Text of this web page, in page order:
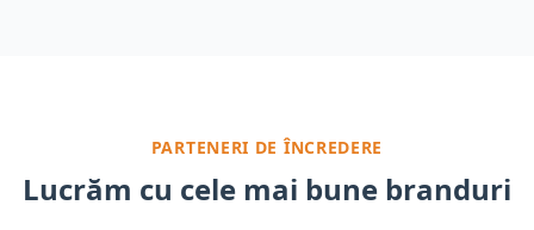
PARTENERI DE ÎNCREDERE
Lucrăm cu cele mai bune branduri